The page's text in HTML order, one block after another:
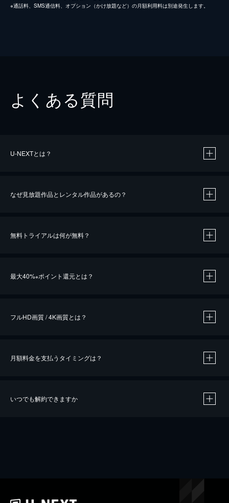
※通話料、SMS通信料、オプション（かけ放題など）の月額利用料は別途発生します。
よくある質問
U-NEXTとは？
なぜ見放題作品とレンタル作品があるの？
無料トライアルは何が無料？
最大40%※ポイント還元とは？
※40％ポイント還元の対象は、クレジットカード決済による作品の購入 / レンタルです。
iOSアプリのUコイン決済による作品の購入 / レンタルは、20％のポイント還元です。
フルHD画質 / 4K画質とは？
月額料金を支払うタイミングは？
いつでも解約できますか